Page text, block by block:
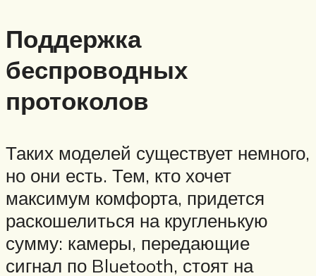
Поддержка
беспроводных
протоколов
Таких моделей существует немного,
но они есть. Тем, кто хочет
максимум комфорта, придется
раскошелиться на кругленькую
сумму: камеры, передающие
сигнал по Bluetooth, стоят на